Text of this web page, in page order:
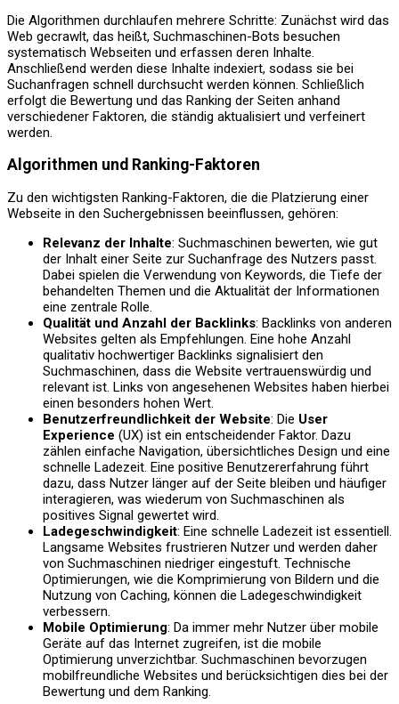
Die Algorithmen durchlaufen mehrere Schritte: Zunächst wird das
Web gecrawlt, das heißt, Suchmaschinen-Bots besuchen
systematisch Webseiten und erfassen deren Inhalte.
Anschließend werden diese Inhalte indexiert, sodass sie bei
Suchanfragen schnell durchsucht werden können. Schließlich
erfolgt die Bewertung und das Ranking der Seiten anhand
verschiedener Faktoren, die ständig aktualisiert und verfeinert
werden.
Algorithmen und Ranking-Faktoren
Zu den wichtigsten Ranking-Faktoren, die die Platzierung einer
Webseite in den Suchergebnissen beeinflussen, gehören:
Relevanz der Inhalte: Suchmaschinen bewerten, wie gut
der Inhalt einer Seite zur Suchanfrage des Nutzers passt.
Dabei spielen die Verwendung von Keywords, die Tiefe der
behandelten Themen und die Aktualität der Informationen
eine zentrale Rolle.
Qualität und Anzahl der Backlinks: Backlinks von anderen
Websites gelten als Empfehlungen. Eine hohe Anzahl
qualitativ hochwertiger Backlinks signalisiert den
Suchmaschinen, dass die Website vertrauenswürdig und
relevant ist. Links von angesehenen Websites haben hierbei
einen besonders hohen Wert.
Benutzerfreundlichkeit der Website: Die User
Experience (UX) ist ein entscheidender Faktor. Dazu
zählen einfache Navigation, übersichtliches Design und eine
schnelle Ladezeit. Eine positive Benutzererfahrung führt
dazu, dass Nutzer länger auf der Seite bleiben und häufiger
interagieren, was wiederum von Suchmaschinen als
positives Signal gewertet wird.
Ladegeschwindigkeit: Eine schnelle Ladezeit ist essentiell.
Langsame Websites frustrieren Nutzer und werden daher
von Suchmaschinen niedriger eingestuft. Technische
Optimierungen, wie die Komprimierung von Bildern und die
Nutzung von Caching, können die Ladegeschwindigkeit
verbessern.
Mobile Optimierung: Da immer mehr Nutzer über mobile
Geräte auf das Internet zugreifen, ist die mobile
Optimierung unverzichtbar. Suchmaschinen bevorzugen
mobilfreundliche Websites und berücksichtigen dies bei der
Bewertung und dem Ranking.